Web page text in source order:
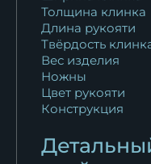
Толщина клинка
Длина рукояти
Твёрдость
Вес изделия
Ножны
Цвет рукояти
Конструкция